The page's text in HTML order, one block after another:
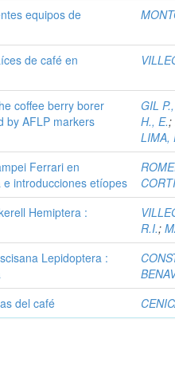
equipos de
de café en
coffee berry borer
by AFLP markers
GIL
H., E.;
LIMA,
Ferrari en
introducciones etíopes
Hemiptera :
R.I.;
Lepidoptera :
del café